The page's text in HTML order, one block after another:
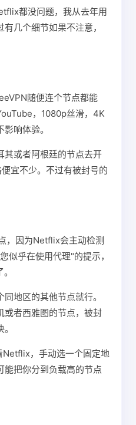
都没问题，我从去年用
几个细节如果不注意，
随便连个节点都能
，1080p丝滑，4K
响体验。
其或者阿根廷的节点去开
宜不少。不过有被封号的
，因为Netflix会主动检测
似乎在使用代理"的提示，
地区的其他节点就行。
或者西雅图的节点，被封
，手动选一个固定地
能把你分到负载高的节点